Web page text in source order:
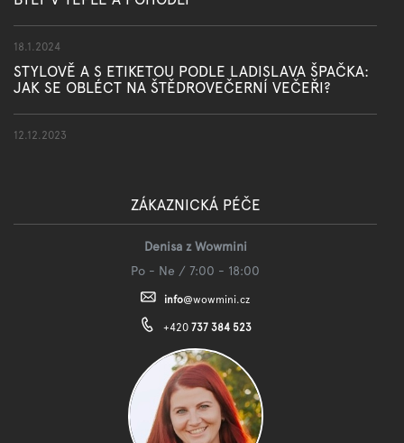
18.1.2024
STYLOVĚ A S ETIKETOU PODLE LADISLAVA ŠPAČKA:
JAK SE OBLÉCT NA ŠTĚDROVEČERNÍ VEČEŘI?
12.12.2023
ZÁKAZNICKÁ PÉČE
Denisa z Wowmini
Po - Ne / 7:00 - 18:00
info@wowmini.cz
+420 737 384 523